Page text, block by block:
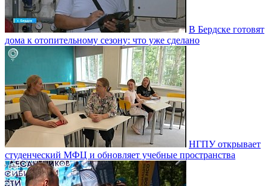
В Бердске готовят
дома к отопительному сезону: что уже сделано
НГПУ открывает
студенческий МФЦ и обновляет учебные пространства